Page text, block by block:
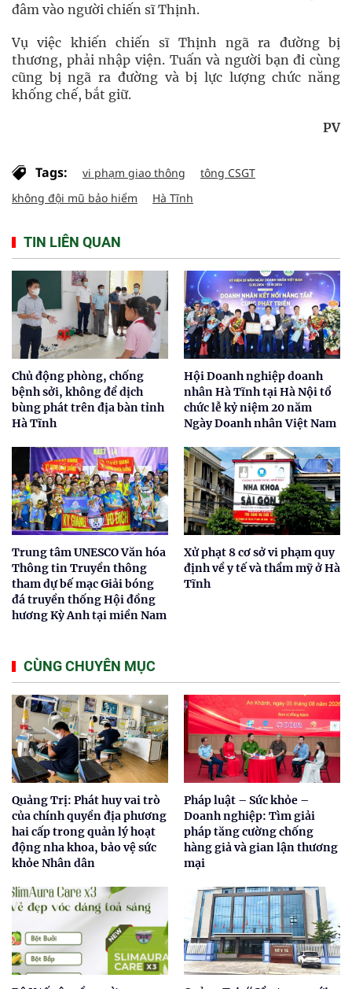
đâm vào người chiến sĩ Thịnh.
Vụ việc khiến chiến sĩ Thịnh ngã ra đường bị
thương, phải nhập viện. Tuấn và người bạn đi cùng
cũng bị ngã ra đường và bị lực lượng chức năng
khống chế, bắt giữ.
PV
Tags: vi phạm giao thông
tông CSGT
không đội mũ bảo hiểm
Hà Tĩnh
TIN LIÊN QUAN
Chủ động phòng, chống
bệnh sởi, không để dịch
bùng phát trên địa bàn tỉnh
Hà Tĩnh
Hội Doanh nghiệp doanh
nhân Hà Tĩnh tại Hà Nội tổ
chức lễ kỷ niệm 20 năm
Ngày Doanh nhân Việt Nam
Trung tâm UNESCO Văn hóa
Thông tin Truyền thông
tham dự bế mạc Giải bóng
đá truyền thống Hội đồng
hương Kỳ Anh tại miền Nam
Xử phạt 8 cơ sở vi phạm quy
định về y tế và thẩm mỹ ở Hà
Tĩnh
CÙNG CHUYÊN MỤC
Quảng Trị: Phát huy vai trò
của chính quyền địa phương
hai cấp trong quản lý hoạt
động nha khoa, bảo vệ sức
khỏe Nhân dân
Pháp luật – Sức khỏe –
Doanh nghiệp: Tìm giải
pháp tăng cường chống
hàng giả và gian lận thương
mại